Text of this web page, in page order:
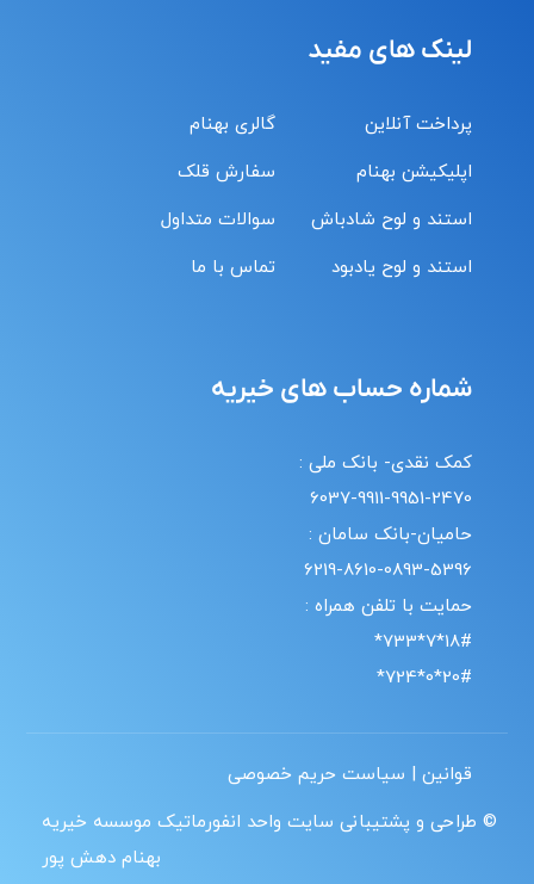
لینک های مفید
پرداخت آنلاین
اپلیکیشن بهنام
استند و لوح شادباش
استند و لوح یادبود
گالری بهنام
سفارش قلک
سوالات متداول
تماس با ما
شماره حساب های خیریه
کمک نقدی- بانک ملی :
6037-9911-9951-2470
حامیان-بانک سامان :
6219-8610-0893-5396
حمایت با تلفن همراه :
18#*7*733*
20#*0*724*
قوانین | سیاست حریم خصوصی
© طراحی و پشتیبانی سایت واحد انفورماتیک موسسه خیریه
بهنام دهش پور